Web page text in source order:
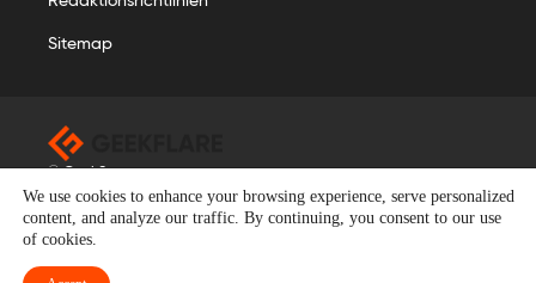
Sitemap
© Geekflare
Alle Rechte vorbehalten. Geekflare® ist eine eingetragene
Marke.
German
We use cookies to enhance your browsing experience, serve personalized
content, and analyze our traffic. By continuing, you consent to our use
of cookies.